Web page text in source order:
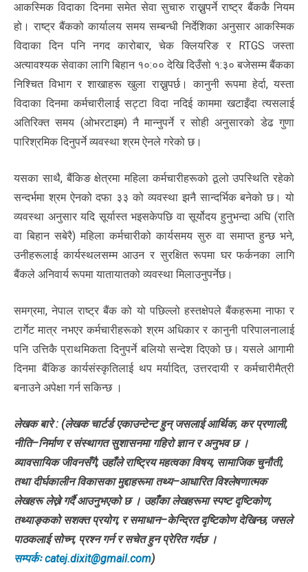
आकस्मिक विदाका दिनमा समेत सेवा सुचारु राख्नुपर्ने राष्ट्र बैंककै नियम
हो। राष्ट्र बैंकको कार्यालय समय सम्बन्धी निर्देशिका अनुसार आकस्मिक
विदाका दिन पनि नगद कारोबार, चेक क्लियरिङ र RTGS जस्ता
अत्यावश्यक सेवाका लागि बिहान १०:०० देखि दिउँसो १:३० बजेसम्म बैंकका
निश्चित विभाग र शाखाहरू खुला राख्नुपर्छ। कानुनी रूपमा हेर्दा, यस्ता
विदाका दिनमा कर्मचारीलाई सट्टा विदा नदिई काममा खटाइँदा त्यसलाई
अतिरिक्त समय (ओभरटाइम) नै मान्नुपर्ने र सोही अनुसारको डेढ गुणा
पारिश्रमिक दिनुपर्ने व्यवस्था श्रम ऐनले गरेको छ।
यसका साथै, बैंकिङ क्षेत्रमा महिला कर्मचारीहरूको ठूलो उपस्थिति रहेको
सन्दर्भमा श्रम ऐनको दफा ३३ को व्यवस्था झनै सान्दर्भिक बनेको छ। यो
व्यवस्था अनुसार यदि सूर्यास्त भइसकेपछि वा सूर्योदय हुनुभन्दा अघि (राति
वा बिहान सबेरै) महिला कर्मचारीको कार्यसमय सुरु वा समाप्त हुन्छ भने,
उनीहरूलाई कार्यस्थलसम्म आउन र सुरक्षित रूपमा घर फर्कनका लागि
बैंकले अनिवार्य रूपमा यातायातको व्यवस्था मिलाउनुपर्नेछ।
समग्रमा, नेपाल राष्ट्र बैंक को यो पछिल्लो हस्तक्षेपले बैंकहरूमा नाफा र
टार्गेट मात्र नभएर कर्मचारीहरूको श्रम अधिकार र कानुनी परिपालनालाई
पनि उत्तिकै प्राथमिकता दिनुपर्ने बलियो सन्देश दिएको छ। यसले आगामी
दिनमा बैंकिङ कार्यसंस्कृतिलाई थप मर्यादित, उत्तरदायी र कर्मचारीमैत्री
बनाउने अपेक्षा गर्न सकिन्छ ।
लेखक बारे : (लेखक चार्टर्ड एकाउन्टेन्ट हुन् जसलाई आर्थिक, कर प्रणाली,
नीति–निर्माण र संस्थागत सुशासनमा गहिरो ज्ञान र अनुभव छ ।
व्यावसायिक जीवनसँगै, उहाँले राष्ट्रिय महत्वका विषय, सामाजिक चुनौती,
तथा दीर्घकालीन विकासका मुद्दाहरूमा तथ्य–आधारित विश्लेषणात्मक
लेखहरू लेख्ने गर्दै आउनुभएको छ । उहाँका लेखहरूमा स्पष्ट दृष्टिकोण,
तथ्याङ्कको सशक्त प्रयोग, र समाधान–केन्द्रित दृष्टिकोण देखिन्छ, जसले
पाठकलाई सोच्न, प्रश्न गर्न र सचेत हुन प्रेरित गर्दछ ।
सम्पर्कःcatej.dixit@gmail.com)